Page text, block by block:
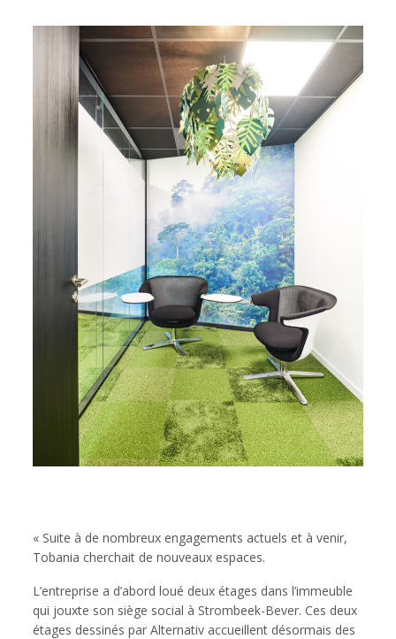
« Suite à de nombreux engagements actuels et à venir,
Tobania cherchait de nouveaux espaces.
L’entreprise a d’abord loué deux étages dans l’immeuble
qui jouxte son siège social à Strombeek-Bever. Ces deux
étages dessinés par Alternativ accueillent désormais des